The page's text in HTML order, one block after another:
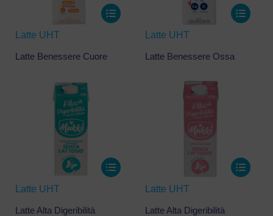
Latte UHT
Latte Benessere Cuore
Latte UHT
Latte Benessere Ossa
Latte UHT
Latte Alta Digeribilità
Latte UHT
Latte Alta Digeribilità